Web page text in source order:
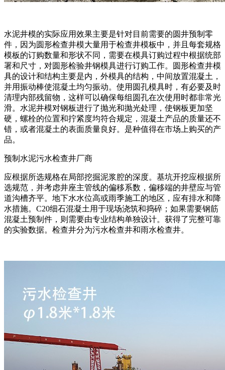
水泥井模的实际应用效果主要是针对目前需要的圆井预制零
件，因为圆形检查井模大量用于检查井模板中，并且每套规格
模板的订购数量和形状不同，需要在模具订购过程中根据统部
署和尺寸，对圆形检验井钢模具进行订购工作。圆形检查井模
具的设计和结构主要是内，外模具的结构，中间放置混凝土，
并用振动棒使混凝土均匀振动。使用圆孔模具时，有必要及时
清理内部残留物，这样可以确保每组圆孔在次使用时都非常光
滑。水泥井模对钢板进行了抛光和抛光处理，使钢板更加坚
硬，螺栓的位置和拧紧度均符合规定，混凝土产品的质量还不
错，或者混凝土的表面质量良好。是种值得在市场上购买的产
品。
预制水泥污水检查井厂商
应根据所选规格在局部挖掘泥浆腔的深度。基坑开挖应根据所
选规范，并考虑井座主管线的偏移系数，偏移端的井壁应与管
道沟槽齐平。地下水水位高或雨季施工的地区，应有排水和降
水措施。C20细石混凝土用于现场浇筑和捣碎；如果需要钢筋
混凝土预制件，则需要由专业结构单独设计。获得了完整可靠
的实验数据。检查井分为污水检查井和雨水检查井。